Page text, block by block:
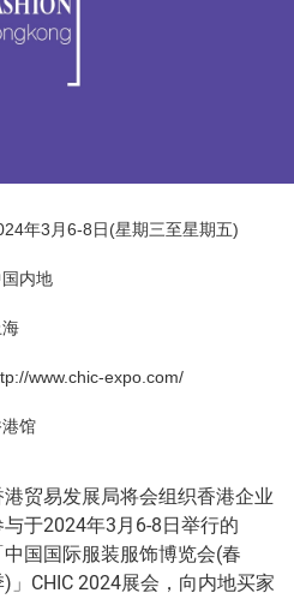
年3月6-8日(星期三至星期五)
内地
海
www.chic-expo.com/
馆
港贸易发展局将会组织香港企业
与于2024年3月6-8日举行的
中国国际服装服饰博览会(春
)」CHIC 2024展会，向内地买家